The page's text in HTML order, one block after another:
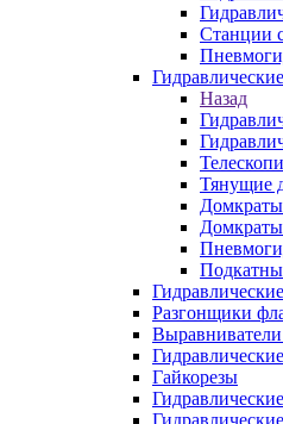
Станции
Назад
Тянущие
Разгонщики
Гайкорезы